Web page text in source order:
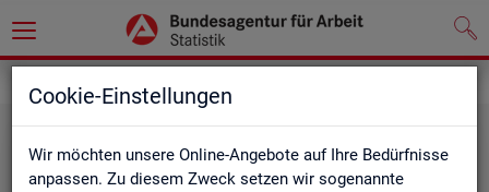
Cookie-Einstellungen
Wir möchten unsere Online-Angebote auf Ihre Bedürfnisse
anpassen. Zu diesem Zweck setzen wir sogenannte